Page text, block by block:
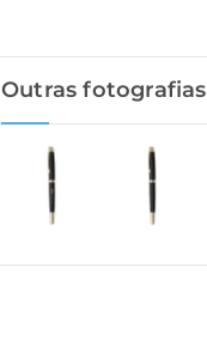
Outras fotografias